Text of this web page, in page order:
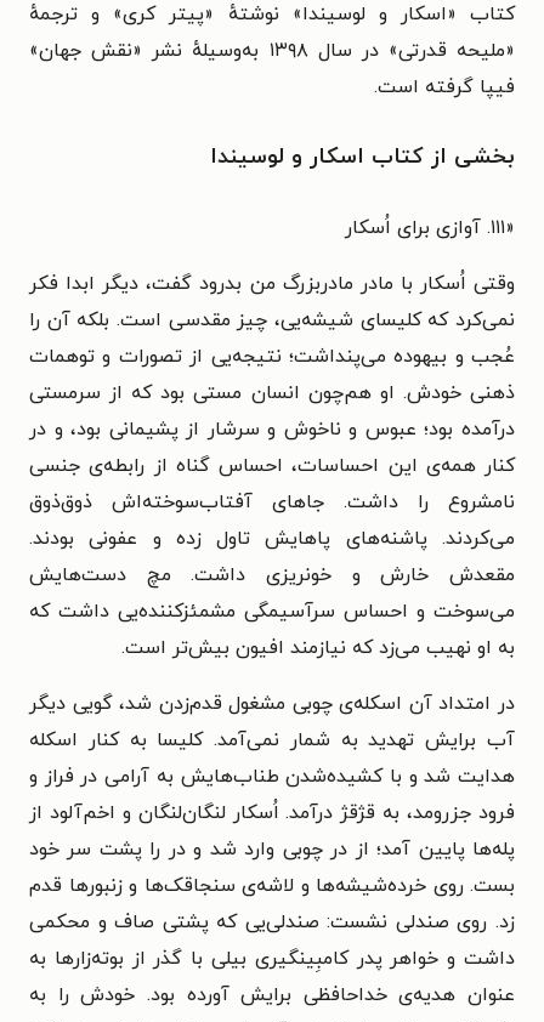
کتاب «اسکار و لوسیندا» نوشتهٔ «پیتر کری» و ترجمهٔ
«ملیحه قدرتی» در سال ۱۳۹۸ به‌وسیلهٔ نشر «
نقش جهان‏‫»
فیپا گرفته است.
بخشی از کتاب اسکار و لوسیندا
«۱۱۱. آوازی برای اُسکار
وقتی اُسکار با مادر مادربزرگ من بدرود گفت، دیگر ابدا فکر
نمی‌کرد که کلیسای شیشه‌یی، چیز مقدسی است. بلکه آن را
عُجب و بیهوده می‌پنداشت؛ نتیجه‌یی از تصورات و توهمات
ذهنی خودش. او هم‌چون انسان مستی بود که از سرمستی
درآمده بود؛ عبوس و ناخوش و سرشار از پشیمانی بود، و در
کنار همه‌ی این احساسات، احساس گناه از رابطه‌ی جنسی
نامشروع را داشت. جاهای آفتاب‌سوخته‌اش ذوق‌ذوق
می‌کردند. پاشنه‌های پاهایش تاول زده و عفونی بودند.
مقعدش خارش و خونریزی داشت. مچ دست‌هایش
می‌سوخت و احساس سرآسیمگی مشمئزکننده‌یی داشت که
به او نهیب می‌زد که نیازمند افیون بیش‌تر است.
در امتداد آن اسکله‌ی چوبی مشغول قدم‌زدن شد، گویی دیگر
آب برایش تهدید به شمار نمی‌آمد. کلیسا به کنار اسکله
هدایت شد و با کشیده‌شدن طناب‌هایش به آرامی در فراز و
فرود جزرومد، به قژقژ درآمد. اُسکار لنگان‌لنگان و اخم‌آلود از
پله‌ها پایین آمد؛ از در چوبی وارد شد و در را پشت سر خود
بست. روی خرده‌شیشه‌ها و لاشه‌ی سنجاقک‌ها و زنبورها قدم
زد. روی صندلی نشست: صندلی‌یی که پشتی صاف و محکمی
داشت و خواهر پدر کامبِینگیری بیلی با گذر از بوته‌زارها به
عنوان هدیه‌ی خداحافظی برایش آورده بود. خودش را به